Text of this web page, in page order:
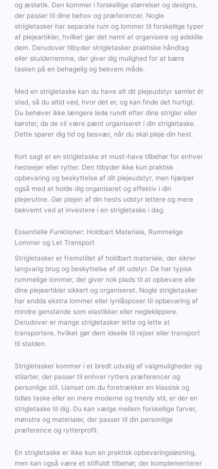
og æstetik. Den kommer i forskellige størrelser og designs,
der passer til dine behov og præferencer. Nogle
strigletasker har separate rum og lommer til forskellige typer
af plejeartikler, hvilket gør det nemt at organisere og adskille
dem. Derudover tilbyder strigletasker praktiske håndtag
eller skulderremme, der giver dig mulighed for at bære
tasken på en behagelig og bekvem måde.
Med en strigletaske kan du have alt dit plejeudstyr samlet ét
sted, så du altid ved, hvor det er, og kan finde det hurtigt.
Du behøver ikke længere lede rundt efter dine strigler eller
børster, da de vil være pænt organiseret i din strigletaske.
Dette sparer dig tid og besvær, når du skal pleje din hest.
Kort sagt er en strigletaske et must-have tilbehør for enhver
hesteejer eller rytter. Den tilbyder ikke kun praktisk
opbevaring og beskyttelse af dit plejeudstyr, men hjælper
også med at holde dig organiseret og effektiv i din
plejerutine. Gør plejen af din hests udstyr lettere og mere
bekvemt ved at investere i en strigletaske i dag.
Essentielle Funktioner: Holdbart Materiale, Rummelige
Lommer og Let Transport
Strigletasker er fremstillet af holdbart materiale, der sikrer
langvarig brug og beskyttelse af dit udstyr. De har typisk
rummelige lommer, der giver nok plads til at opbevare alle
dine plejeartikler sikkert og organiseret. Nogle strigletasker
har endda ekstra lommer eller lynlåsposer til opbevaring af
mindre genstande som elastikker eller negleklippere.
Derudover er mange strigletasker lette og lette at
transportere, hvilket gør dem ideelle til rejser eller transport
til stalden.
Strigletasker kommer i et bredt udvalg af valgmuligheder og
stilarter, der passer til enhver rytters præferencer og
personlige stil. Uanset om du foretrækker en klassisk og
tidløs taske eller en mere moderne og trendy stil, er der en
strigletaske til dig. Du kan vælge mellem forskellige farver,
mønstre og materialer, der passer til din personlige
præference og rytterprofil.
En strigletaske er ikke kun en praktisk opbevaringsløsning,
men kan også være et stilfuldt tilbehør, der komplementerer